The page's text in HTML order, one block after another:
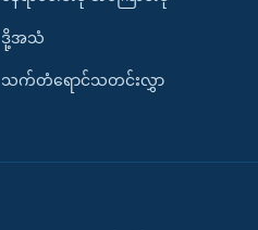
ဒို့အသံ
သက်တံရောင်သတင်းလွှာ